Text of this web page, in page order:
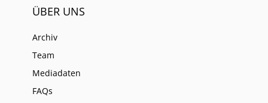
ÜBER UNS
Archiv
Team
Mediadaten
FAQs